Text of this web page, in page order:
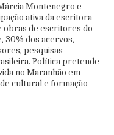
Montenegro e
ativa da escritora
obras de escritores do
30% dos acervos,
pesquisas
Política pretende
no Maranhão em
cultural e formação